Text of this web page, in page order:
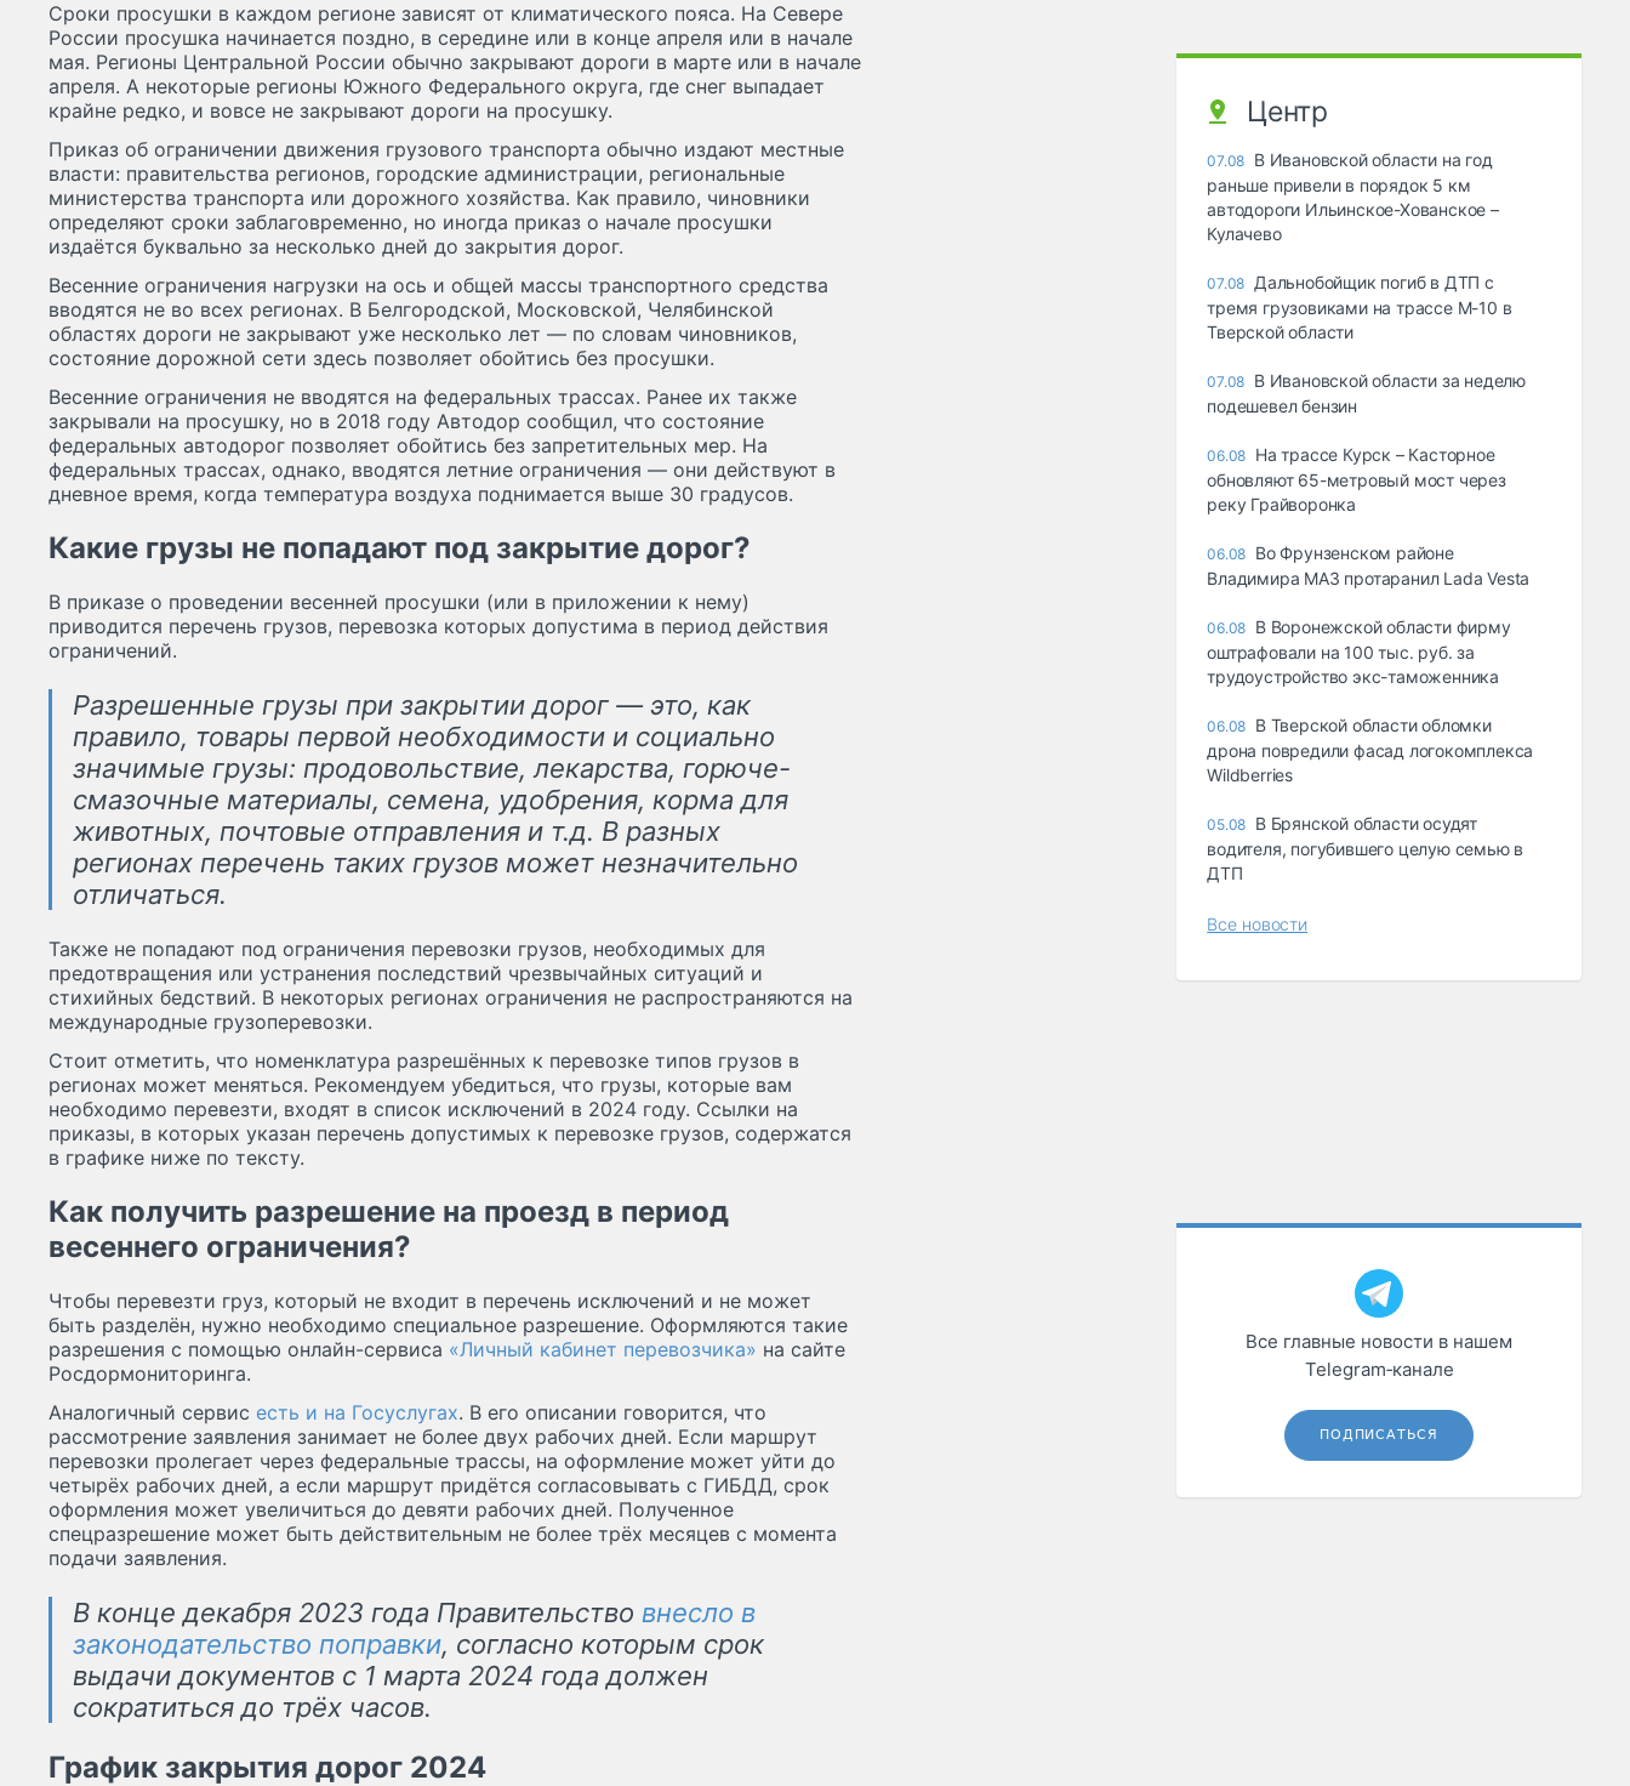
Сроки просушки в каждом регионе зависят от климатического пояса. На Севере
России просушка начинается поздно, в середине или в конце апреля или в начале
мая. Регионы Центральной России обычно закрывают дороги в марте или в начале
апреля. А некоторые регионы Южного Федерального округа, где снег выпадает
крайне редко, и вовсе не закрывают дороги на просушку.
Приказ об ограничении движения грузового транспорта обычно издают местные
власти: правительства регионов, городские администрации, региональные
министерства транспорта или дорожного хозяйства. Как правило, чиновники
определяют сроки заблаговременно, но иногда приказ о начале просушки
издаётся буквально за несколько дней до закрытия дорог.
Весенние ограничения нагрузки на ось и общей массы транспортного средства
вводятся не во всех регионах. В Белгородской, Московской, Челябинской
областях дороги не закрывают уже несколько лет — по словам чиновников,
состояние дорожной сети здесь позволяет обойтись без просушки.
Весенние ограничения не вводятся на федеральных трассах. Ранее их также
закрывали на просушку, но в 2018 году Автодор сообщил, что состояние
федеральных автодорог позволяет обойтись без запретительных мер. На
федеральных трассах, однако, вводятся летние ограничения — они действуют в
дневное время, когда температура воздуха поднимается выше 30 градусов.
Какие грузы не попадают под закрытие дорог?
В приказе о проведении весенней просушки (или в приложении к нему)
приводится перечень грузов, перевозка которых допустима в период действия
ограничений.
Разрешенные грузы при закрытии дорог — это, как
правило, товары первой необходимости и социально
значимые грузы: продовольствие, лекарства, горюче-
смазочные материалы, семена, удобрения, корма для
животных, почтовые отправления и т.д. В разных
регионах перечень таких грузов может незначительно
отличаться.
Также не попадают под ограничения перевозки грузов, необходимых для
предотвращения или устранения последствий чрезвычайных ситуаций и
стихийных бедствий. В некоторых регионах ограничения не распространяются на
международные грузоперевозки.
Стоит отметить, что номенклатура разрешённых к перевозке типов грузов в
регионах может меняться. Рекомендуем убедиться, что грузы, которые вам
необходимо перевезти, входят в список исключений в 2024 году. Ссылки на
приказы, в которых указан перечень допустимых к перевозке грузов, содержатся
в графике ниже по тексту.
Как получить разрешение на проезд в период
весеннего ограничения?
Чтобы перевезти груз, который не входит в перечень исключений и не может
быть разделён, нужно необходимо специальное разрешение. Оформляются такие
разрешения с помощью онлайн-сервиса «Личный кабинет перевозчика» на сайте
Росдормониторинга.
Аналогичный сервис есть и на Госуслугах. В его описании говорится, что
рассмотрение заявления занимает не более двух рабочих дней. Если маршрут
перевозки пролегает через федеральные трассы, на оформление может уйти до
четырёх рабочих дней, а если маршрут придётся согласовывать с ГИБДД, срок
оформления может увеличиться до девяти рабочих дней. Полученное
спецразрешение может быть действительным не более трёх месяцев с момента
подачи заявления.
В конце декабря 2023 года Правительство внесло в
законодательство поправки, согласно которым срок
выдачи документов с 1 марта 2024 года должен
сократиться до трёх часов.
График закрытия дорог 2024
Центр
07.08 В Ивановской области на год
раньше привели в порядок 5 км
автодороги Ильинское-Хованское –
Кулачево
07.08 Дальнобойщик погиб в ДТП с
тремя грузовиками на трассе М-10 в
Тверской области
07.08 В Ивановской области за неделю
подешевел бензин
06.08 На трассе Курск – Касторное
обновляют 65-метровый мост через
реку Грайворонка
06.08 Во Фрунзенском районе
Владимира МАЗ протаранил Lada Vesta
06.08 В Воронежской области фирму
оштрафовали на 100 тыс. руб. за
трудоустройство экс-таможенника
06.08 В Тверской области обломки
дрона повредили фасад логокомплекса
Wildberries
05.08 В Брянской области осудят
водителя, погубившего целую семью в
ДТП
Все новости
Все главные новости в нашем
Telegram‑канале
ПОДПИСАТЬСЯ